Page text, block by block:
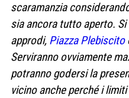
scaramanzia
sia ancora tutto aperto.
approdi, Piazza Plebiscito
Serviranno ovviamente
potranno godersi la
vicino anche perché i